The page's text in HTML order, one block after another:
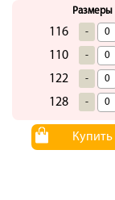
Размеры
116 -
110 -
122 -
128 -
Купить